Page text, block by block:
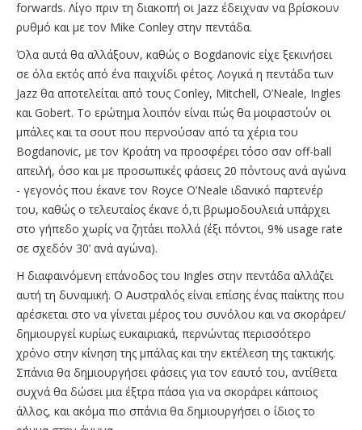
forwards. Λίγο πριν τη διακοπή οι Jazz έδειχναν να βρίσκουν
ρυθμό και με τον Mike Conley στην πεντάδα.
Όλα αυτά θα αλλάξουν, καθώς ο Bogdanovic είχε ξεκινήσει
σε όλα εκτός από ένα παιχνίδι φέτος. Λογικά η πεντάδα των
Jazz θα αποτελείται από τους Conley, Mitchell, O’Neale, Ingles
και Gobert. Το ερώτημα λοιπόν είναι πώς θα μοιραστούν οι
μπάλες και τα σουτ που περνούσαν από τα χέρια του
Bogdanovic, με τον Κροάτη να προσφέρει τόσο σαν off-ball
απειλή, όσο και με προσωπικές φάσεις 20 πόντους ανά αγώνα
- γεγονός που έκανε τον Royce O’Neale ιδανικό παρτενέρ
του, καθώς ο τελευταίος έκανε ό,τι βρωμοδουλειά υπάρχει
στο γήπεδο χωρίς να ζητάει πολλά (έξι πόντοι, 9% usage rate
σε σχεδόν 30’ ανά αγώνα).
Η διαφαινόμενη επάνοδος του Ingles στην πεντάδα αλλάζει
αυτή τη δυναμική. Ο Αυστραλός είναι επίσης ένας παίκτης που
αρέσκεται στο να γίνεται μέρος του συνόλου και να σκοράρει/
δημιουργεί κυρίως ευκαιριακά, περνώντας περισσότερο
χρόνο στην κίνηση της μπάλας και την εκτέλεση της τακτικής.
Σπάνια θα δημιουργήσει φάσεις για τον εαυτό του, αντίθετα
συχνά θα δώσει μια έξτρα πάσα για να σκοράρει κάποιος
άλλος, και ακόμα πιο σπάνια θα δημιουργήσει ο ίδιος το